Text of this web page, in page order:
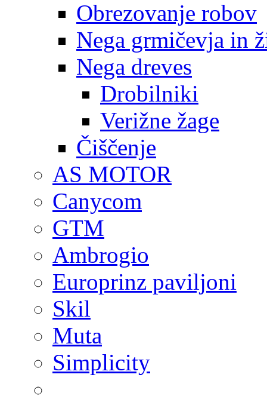
Obrezovanje robov
Nega grmičevja in
Nega dreves
Drobilniki
Verižne žage
Čiščenje
AS MOTOR
Canycom
GTM
Ambrogio
Europrinz paviljoni
Skil
Muta
Simplicity